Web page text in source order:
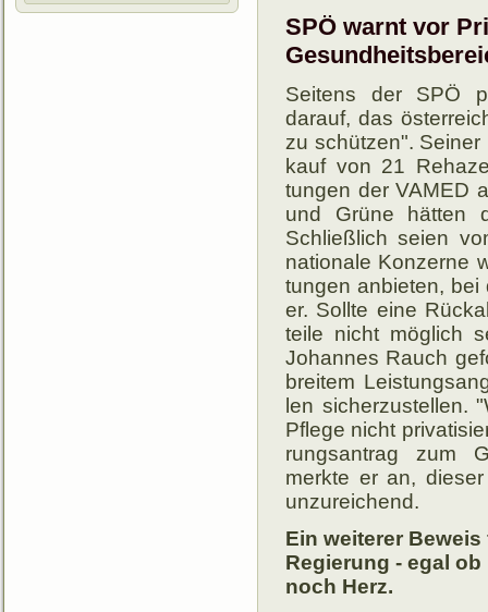
SPÖ warnt vor
Seitens der SPÖ
darauf, das
zu schüt­zen".
kauf von 21
tungen der VAMED
und Grüne hät­ten
Schließ­lich seien
natio­nale Kon­zerne
tun­gen an­bie­ten, bei
er. Sollte eine
teile nicht mög­lich
Johan­nes Rauch
brei­tem
len sicher­zu­stel­len.
Pflege nicht
rungs­an­trag zum
merkte er an,
un­zu­reichend.
Ein weiterer
Regierung - egal
noch Herz.